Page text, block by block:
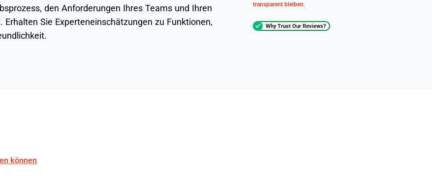
den Anforderungen Ihres Teams und Ihren
Erhalten Sie Experteneinschätzungen zu Funktionen,
transparent bleiben.
Why Trust Our Reviews?
können